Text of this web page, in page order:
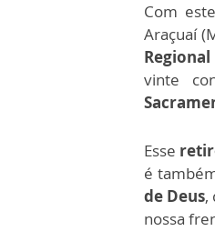
Com
Araçuaí
vinte
Esse
é
de Deus,
nossa